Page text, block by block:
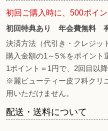
初回ご購入時に、500ポイ
初回特典あり 年会費無料
決済方法（代引き・クレジッ
購入金額の1～5％をポイント
1ポイント＝1円で、2回目以
※麗ビューティー皮フ科クリ
用いただけません。
配送・送料について